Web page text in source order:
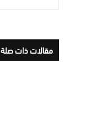
مقالات ذات صلة